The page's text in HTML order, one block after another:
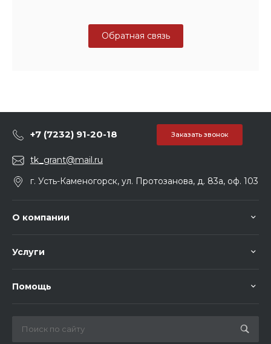
Обратная связь
+7 (7232) 91-20-18 Заказать звонок
tk_grant@mail.ru
г. Усть-Каменогорск, ул. Протозанова, д. 83а, оф. 103
О компании
Услуги
Помощь